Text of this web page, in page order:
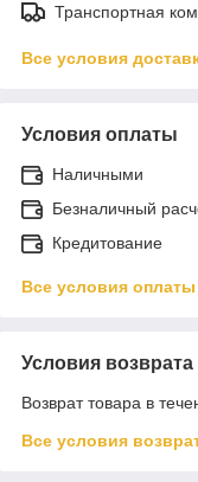
Транспортная
Все условия
Условия оплаты
Наличными
Безналичный
Кредитование
Все условия оплаты
Условия возврата
Возврат товара в
Все условия